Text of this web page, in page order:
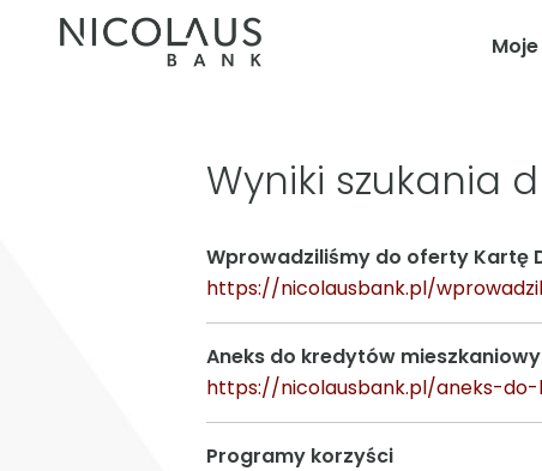
Wyniki szukania
Wprowadziliśmy do oferty Kartę
https://nicolausbank.pl/
Aneks do kredytów
https://nicolausbank.pl/aneks-
Programy korzyści